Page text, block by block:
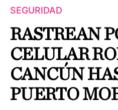
SEGURIDAD
RASTREAN
CELULAR
CANCÚN
PUERTO